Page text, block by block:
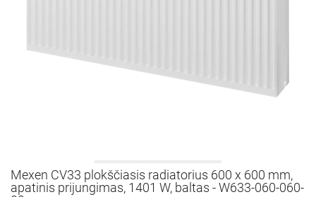
Mexen CV33 plokščiasis radiatorius 600 x 600 mm,
apatinis prijungimas, 1401 W, baltas - W633-060-060-